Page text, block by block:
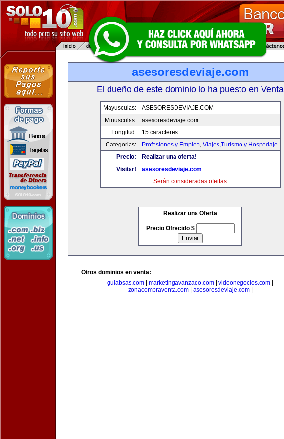
asesoresdeviaje.com
El dueño de este dominio lo ha puesto en Venta
Mayusculas:
ASESORESDEVIAJE.COM
Minusculas:
asesoresdeviaje.com
Longitud:
15 caracteres
Categorias:
Profesiones y Empleo, Viajes,Turismo y Hospedaje
Precio:
Realizar una oferta!
Visitar!
asesoresdeviaje.com
Serán consideradas ofertas
Realizar una Oferta
Precio Ofrecido $
Otros dominios en venta:
guiabsas.com
marketingavanzado.com videonegocios.com
zonacompraventa.com| asesoresdeviaje.com|